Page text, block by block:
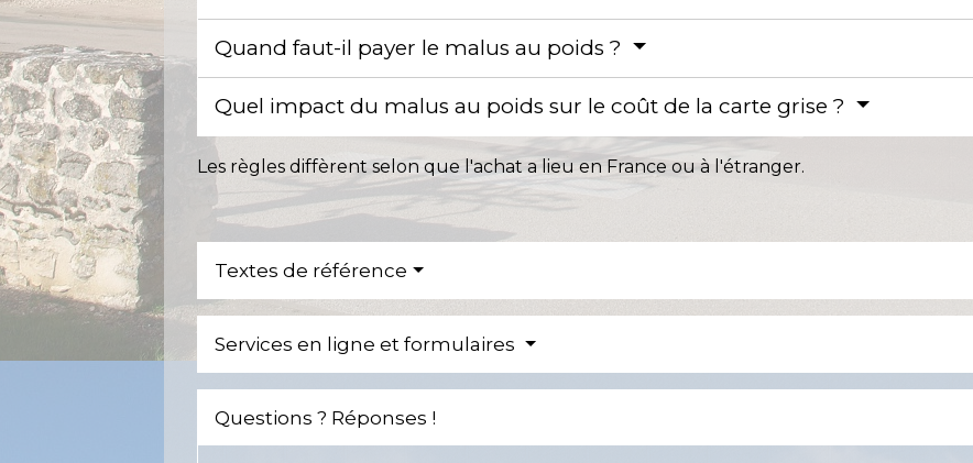
Quand faut-il payer le malus au poids ?
Quel impact du malus au poids sur le coût de la carte grise ?
Les règles diffèrent selon que l'achat a lieu en France ou à l'étranger.
Textes de référence
Services en ligne et formulaires
Questions ? Réponses !